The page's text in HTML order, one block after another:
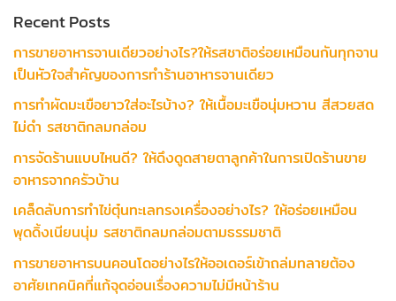
Recent Posts
การขายอาหารจานเดียวอย่างไร?ให้รสชาติอร่อยเหมือนกันทุกจาน
เป็นหัวใจสำคัญของการทำร้านอาหารจานเดียว
การทำผัดมะเขือยาวใส่อะไรบ้าง? ให้เนื้อมะเขือนุ่มหวาน สีสวยสด
ไม่ดำ รสชาติกลมกล่อม
การจัดร้านแบบไหนดี? ให้ดึงดูดสายตาลูกค้าในการเปิดร้านขาย
อาหารจากครัวบ้าน
เคล็ดลับการทำไข่ตุ๋นทะเลทรงเครื่องอย่างไร? ให้อร่อยเหมือน
พุดดิ้งเนียนนุ่ม รสชาติกลมกล่อมตามธรรมชาติ
การขายอาหารบนคอนโดอย่างไรให้ออเดอร์เข้าถล่มทลายต้อง
อาศัยเทคนิคที่แก้จุดอ่อนเรื่องความไม่มีหน้าร้าน